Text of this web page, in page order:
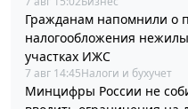
Гражданам напомнили о
налогообложения
участках ИЖС
7 авг 14:45Налоги и бухучет
Минцифры России не